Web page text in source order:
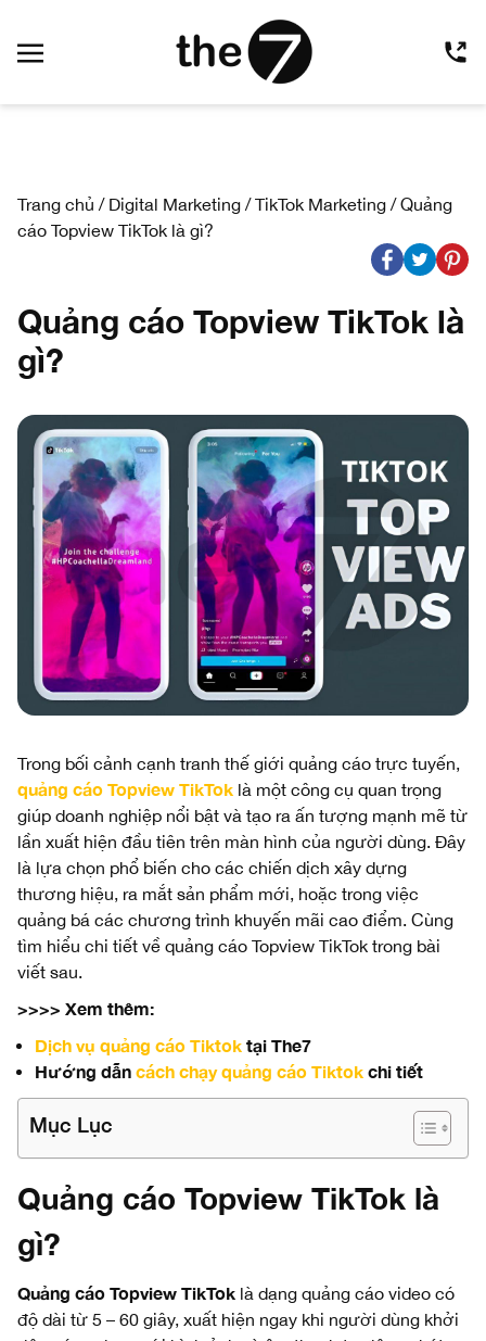
Trang chủ / Digital Marketing /TikTok Marketing /Quảng
cáo Topview TikTok là gì?
Quảng cáo Topview TikTok là
gì?
Trong bối cảnh cạnh tranh thế giới quảng cáo trực tuyến,
quảng cáo Topview TikTok là một công cụ quan trọng
giúp doanh nghiệp nổi bật và tạo ra ấn tượng mạnh mẽ từ
lần xuất hiện đầu tiên trên màn hình của người dùng. Đây
là lựa chọn phổ biến cho các chiến dịch xây dựng
thương hiệu, ra mắt sản phẩm mới, hoặc trong việc
quảng bá các chương trình khuyến mãi cao điểm. Cùng
tìm hiểu chi tiết về quảng cáo Topview TikTok trong bài
viết sau.
>>>> Xem thêm:
Dịch vụ quảng cáo Tiktok tại The7
Hướng dẫn cách chạy quảng cáo Tiktok chi tiết
Mục Lục
Quảng cáo Topview TikTok là
gì?
Quảng cáo Topview TikTok là dạng quảng cáo video có
độ dài từ 5 – 60 giây, xuất hiện ngay khi người dùng khởi